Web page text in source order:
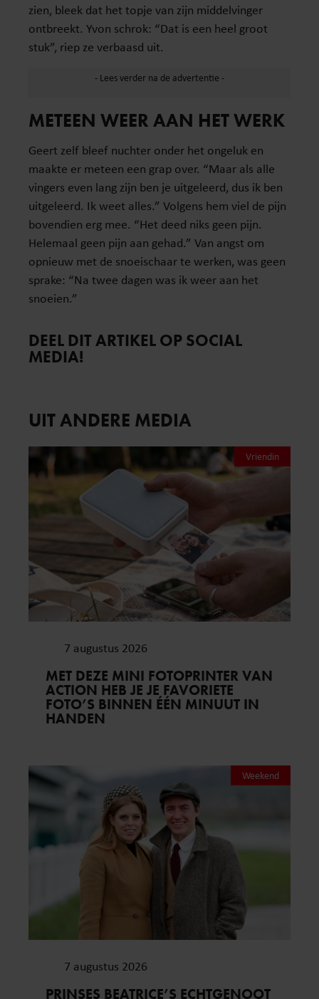
zien, bleek dat het topje van zijn middelvinger
ontbreekt. Yvon schrok: “Dat is een heel groot
stuk”, riep ze verbaasd uit.
METEEN WEER AAN HET WERK
Geert zelf bleef nuchter onder het ongeluk en
maakte er meteen een grap over. “Maar als alle
vingers even lang zijn ben je uitgeleerd, dus ik ben
uitgeleerd. Ik weet alles.” Volgens hem viel de pijn
bovendien erg mee. “Het deed niks geen pijn.
Helemaal geen pijn aan gehad.” Van angst om
opnieuw met de snoeischaar te werken, was geen
sprake: “Na twee dagen was ik weer aan het
snoeien.”
DEEL DIT ARTIKEL OP SOCIAL
MEDIA!
UIT ANDERE MEDIA
Vriendin
7 augustus 2026
MET DEZE MINI FOTOPRINTER VAN
ACTION HEB JE JE FAVORIETE
FOTO’S BINNEN ÉÉN MINUUT IN
HANDEN
Weekend
7 augustus 2026
PRINSES BEATRICE’S ECHTGENOOT